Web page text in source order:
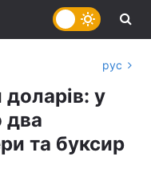
рус
у
два
та буксир